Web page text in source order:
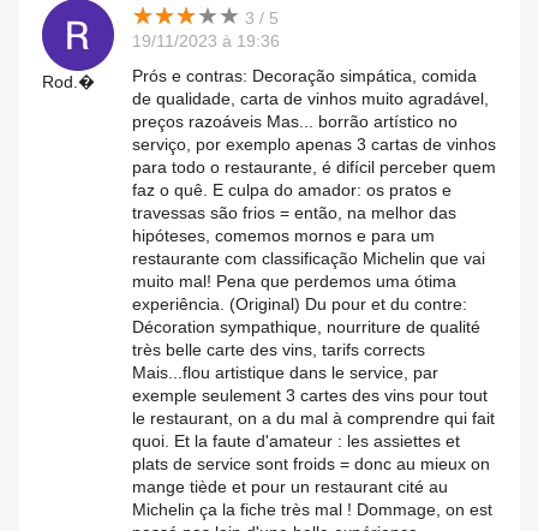
Rod.�
★★★★★
★★★★★ 3 / 5
19/11/2023 à 19:36
Prós e contras: Decoração simpática, comida
de qualidade, carta de vinhos muito agradável,
preços razoáveis Mas... borrão artístico no
serviço, por exemplo apenas 3 cartas de vinhos
para todo o restaurante, é difícil perceber quem
faz o quê. E culpa do amador: os pratos e
travessas são frios = então, na melhor das
hipóteses, comemos mornos e para um
restaurante com classificação Michelin que vai
muito mal! Pena que perdemos uma ótima
experiência. (Original) Du pour et du contre:
Décoration sympathique, nourriture de qualité
très belle carte des vins, tarifs corrects
Mais...flou artistique dans le service, par
exemple seulement 3 cartes des vins pour tout
le restaurant, on a du mal à comprendre qui fait
quoi. Et la faute d'amateur : les assiettes et
plats de service sont froids = donc au mieux on
mange tiède et pour un restaurant cité au
Michelin ça la fiche très mal ! Dommage, on est